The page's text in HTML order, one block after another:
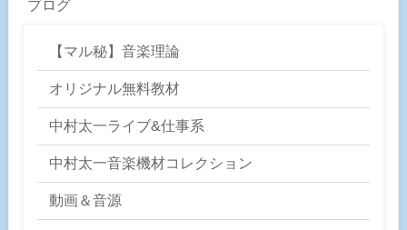
ブログ
【マル秘】音楽理論
オリジナル無料教材
中村太一ライブ&仕事系
中村太一音楽機材コレクション
動画＆音源